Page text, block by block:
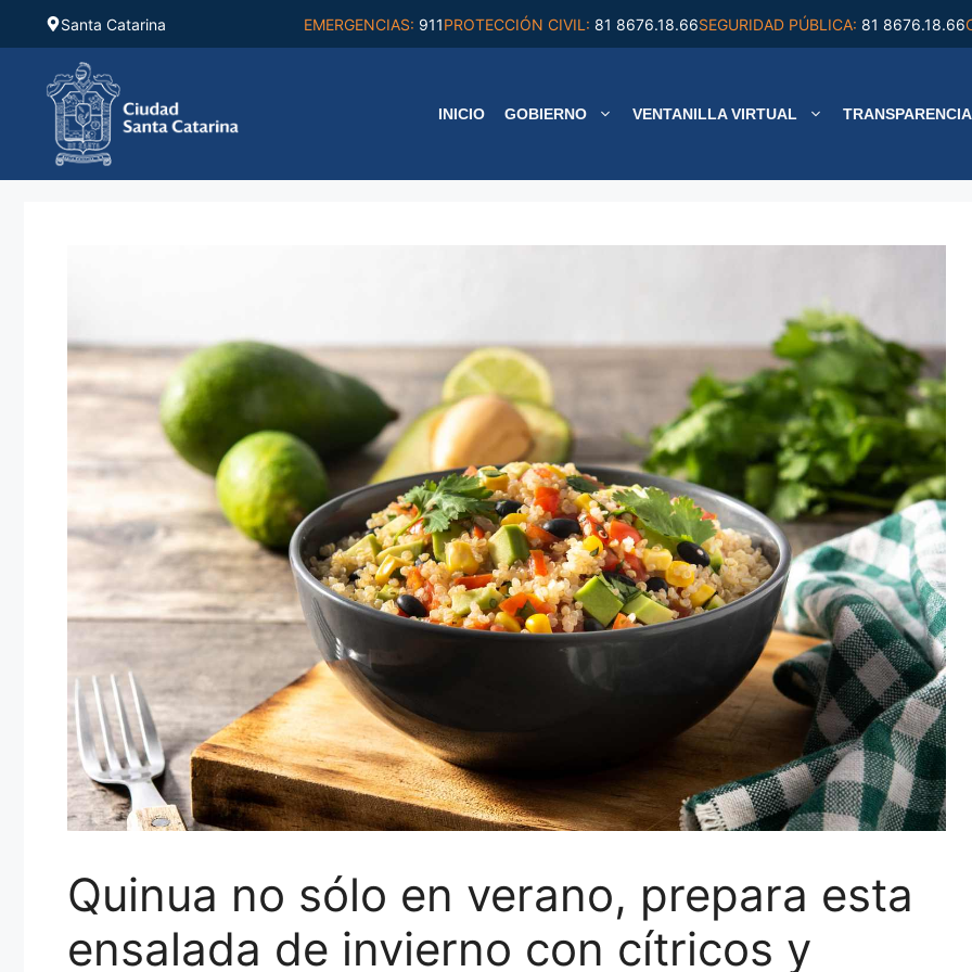
Saltar
contenido
Santa Catarina EMERGENCIAS: 911PROTECCIÓN CIVIL: 81 8676.18.66SEGURIDAD PÚBLICA: 81 8676.18.66
INICIO GOBIERNO VENTANILLA VIRTUAL TRANSPARENCIA
Quinua no sólo en verano, prepara esta
ensalada de invierno con cítricos y